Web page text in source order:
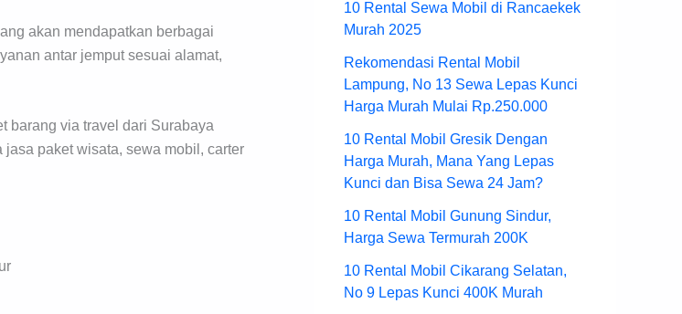
akan mendapatkan berbagai
antar jemput sesuai alamat,
barang via travel dari Surabaya
paket wisata, sewa mobil, carter
10 Rental Sewa Mobil di Rancaekek
Murah 2025
Rekomendasi Rental Mobil
Lampung, No 13 Sewa Lepas Kunci
Harga Murah Mulai Rp.250.000
10 Rental Mobil Gresik Dengan
Harga Murah, Mana Yang Lepas
Kunci dan Bisa Sewa 24 Jam?
10 Rental Mobil Gunung Sindur,
Harga Sewa Termurah 200K
10 Rental Mobil Cikarang Selatan,
No 9 Lepas Kunci 400K Murah